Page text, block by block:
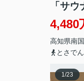
「サ
4,480
高知県南
とさで
1/23